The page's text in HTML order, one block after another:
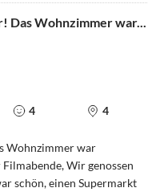
Das Wohnzimmer war...
4 4
Wohnzimmer war
Wir genossen
schön, einen Supermarkt